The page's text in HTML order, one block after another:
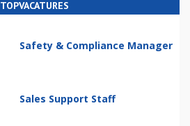
TOPVACATURES
Safety & Compliance Manager
Sales Support Staff